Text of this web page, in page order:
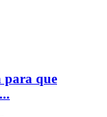
para que